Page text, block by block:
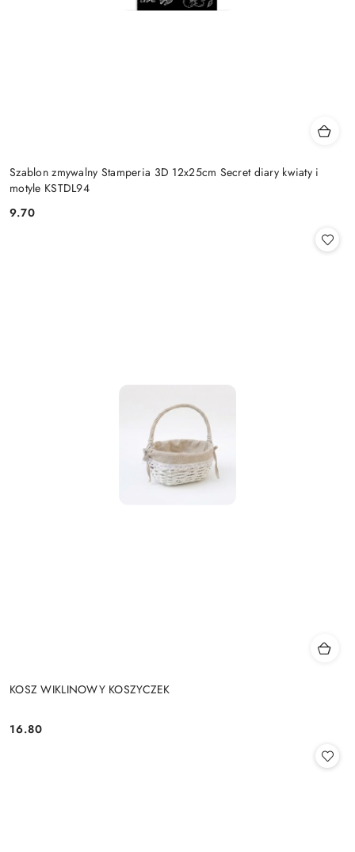
Szablon zmywalny Stamperia 3D 12x25cm Secret diary kwiaty i
motyle KSTDL94
Cena:
9.70
KOSZ WIKLINOWY KOSZYCZEK
Cena:
16.80